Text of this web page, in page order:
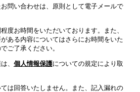
問い合わせは、原則として電子メールで
度お時間をいただいております。また、
ある内容についてはさらにお時間をいた
ご了承ください。
、 個人情報保護についての規定により取
は回答いたしません。また、記入漏れの